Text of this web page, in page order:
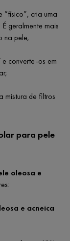
“físico”, cria uma
geralmente mais
na pele;
e converte-os em
mistura de filtros
para pele
oleosa e
e acneica